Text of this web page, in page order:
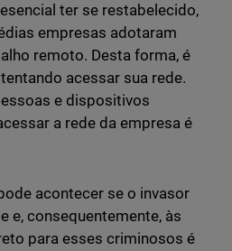
ter se restabelecido,
empresas adotaram
remoto. Desta forma, é
acessar sua rede.
e dispositivos
a rede da empresa é
acontecer se o invasor
e, consequentemente, às
para esses criminosos é